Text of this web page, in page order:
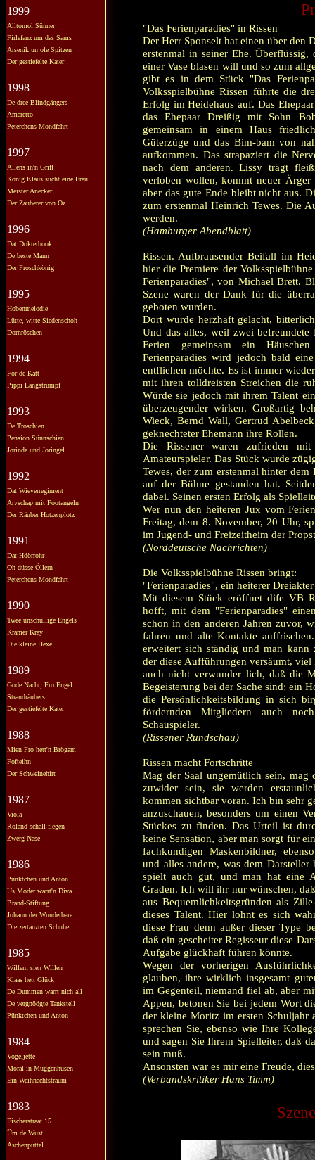
1999
Alltomol Sünner
Firlefanz um das Sams
Arsenik un ole Spitzen
Der gestiefelte Kater
1998
De dree Blindgängers
Amaretto
Peterchens Mondfahrt
1997
Allens in'n Griff
König Klaus sucht eine Frau
Meister Anecker
Der Zauberer von Oz
1996
Dat Dokterbook
De beste Mann
Der Froschkönig
1995
Hobenmelodie
Lütte, witte Siedenschoh
Dornröschen
1994
För de Katt
Pippi Langstrumpf
1993
De Troschien
Pension Sünnschien
Jorinde und Joringel
1992
Dat Wieverregiment
Arvschap mit Footangeln
Der Räuber Hotzenplotz
1991
Dat Höörrohr
Oh düsse Öllern
Peterchens Mondfahrt
1990
Twee unschüllige Engels
Kramer Kray
Die kleine Hexe
1989
Gode Nacht, Fro Engel
Strandräubers
Der gestiefelte Kater
1988
Mien Fro hett'n Brögam
Fofteihn
Der Schweinehirt
1987
Viola
Roland schall flegen
Zwerg Nase
1986
Pünktchen und Anton
Us Moder warrt'n Diva
Brand-Stiftung
Johann der Wunderbare
Die zertanzten Schuhe
1985
Willem sien Willen
Klaas hett Glück
De Dummen warrt nich all
De vergnöögte Tankstell
Pünktchen und Anton
1984
Vogeljette
Moral in Müggenhusen
Ein Weihnachtstraum
1983
Fischerstraat 15
Üm de Wust
Aschenputtel
"Das Ferienparadies" in Rissen
Der Herr Sponselt hat einen über den
erstenmal in seiner Ehe.
einer Vase blasen will und so zum
gibt es in dem Stück "Das
Volksspielbühne Rissen führte die
Erfolg im Heidehaus auf. Das
das Ehepaar Dreißig mit Sohn
gemeinsam in einem Haus
Güterzüge und das Bim-bam von
aufkommen. Das strapaziert die
nach dem anderen. Lissy trägt
verloben wollen, kommt neuer
aber das gute Ende bleibt nicht aus.
zum erstenmal Heinrich Tewes. Die
werden.
(Hamburger Abendblatt)
Rissen. Aufbrausender Beifall im
hier die Premiere der
Ferienparadies", von Michael Brett.
Szene waren der Dank für die
geboten wurden.
Dort wurde herzhaft gelacht,
Und das alles, weil zwei
Ferien gemeinsam ein
Ferienparadies wird jedoch bald
entfliehen möchte. Es ist immer
mit ihren tolldreisten Streichen die
Würde sie jedoch mit ihrem Talent
überzeugender wirken. Großartig
Wieck, Bernd Wall, Gertrud
geknechteter Ehemann ihre Rollen.
Die Rissener waren zufrieden mit
Amateurspieler. Das Stück wurde
Tewes, der zum erstenmal hinter
auf der Bühne gestanden hat.
dabei. Seinen ersten Erfolg als
Wer nun den heiteren Jux vom
Freitag, dem 8. November, 20 Uhr,
im Jugend- und Freizeitheim der
(Norddeutsche Nachrichten)
Die Volksspielbühne Rissen bringt:
"Ferienparadies", ein heiterer
Mit diesem Stück eröffnet dife VB
hofft, mit dem "Ferienparadies"
schon in den anderen Jahren zuvor,
fahren und alte Kontakte
erweitert sich ständig und man kann
der diese Aufführungen versäumt,
auch nicht verwunder lich, daß die
Begeisterung bei der Sache sind; ein
die Persönlichkeitsbildung in sich
fördernden Mitgliedern auch
Schauspieler.
(Rissener Rundschau)
Rissen macht Fortschritte
Mag der Saal ungemütlich sein, mag
zuwider sein, sie werden
kommen sichtbar voran. Ich bin sehr
anzuschauen, besonders um einen
Stückes zu finden. Das Urteil ist
keine Sensation, aber man sorgt für
fachkundigen Maskenbildner,
und alles andere, was dem
spielt auch gut, und man hat eine
Graden. Ich will ihr nur wünschen,
aus Bequemlichkeitsgründen als
dieses Talent. Hier lohnt es sich
diese Frau denn außer dieser Type
daß ein gescheiter Regisseur diese
Aufgabe glückhaft führen könnte.
Wegen der vorherigen
glauben, ihre wirklich insgesamt
im Gegenteil, niemand fiel ab, aber
Appen, betonen Sie bei jedem Wort
der kleine Moritz im ersten Schuljahr
sprechen Sie, ebenso wie Ihre
und sagen Sie Ihrem Spielleiter, daß
sein muß.
Ansonsten war es mir eine Freude,
(Verbandskritiker Hans Timm)